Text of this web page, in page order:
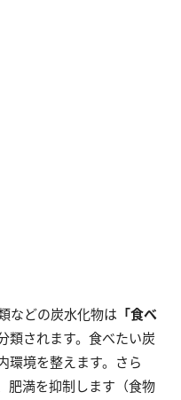
などの炭水化物は 「食べ
類されます。食べたい炭
環境を整えます。さら
肥満を抑制します（食物